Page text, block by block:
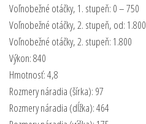
Voľnobežné otáčky, 1. stupeň: 0 – 750
Voľnobežné otáčky, 2. stupeň, od: 1.800
Voľnobežné otáčky, 2. stupeň: 1.800
Výkon: 840
Hmotnosť: 4,8
Rozmery náradia (šírka): 97
Rozmery náradia (dĺžka): 464